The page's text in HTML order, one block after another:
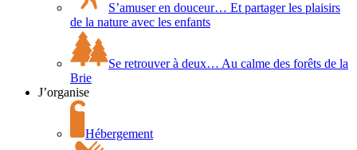
S’amuser en douceur… Et partager les plaisirs
de la nature avec les enfants
Se retrouver à deux… Au calme des forêts de la
Brie
J’organise
Hébergement